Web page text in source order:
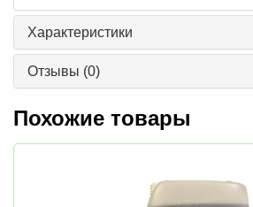
Характеристики
Отзывы (0)
Похожие товары